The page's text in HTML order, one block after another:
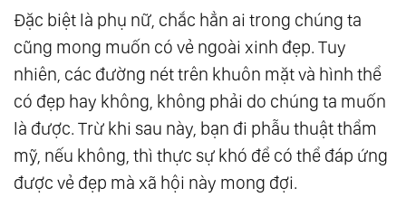
89.Bạn Có Thể Không Xinh Đẹp, Nhưng Hãy
Trở Thành Người Có Tố Chất
90. Một Kiếp Nhân Sinh: Hành Trình Của Giọt
Nước Bé Nhỏ
91.Thái Độ Ảnh Hưởng Đến Vận Mệnh, 3 Đặc
Điểm Của Người Bất Hạnh
92.Khương Tử Nha: Thành Công Không Ở
Đặc biệt là phụ nữ, chắc hẳn ai trong chúng ta
cũng mong muốn có vẻ ngoài xinh đẹp. Tuy
nhiên, các đường nét trên khuôn mặt và hình thể
có đẹp hay không, không phải do chúng ta muốn
là được. Trừ khi sau này, bạn đi phẫu thuật thẩm
mỹ, nếu không, thì thực sự khó để có thể đáp ứng
được vẻ đẹp mà xã hội này mong đợi.